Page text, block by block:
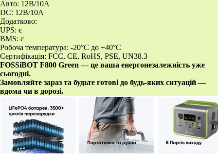
Авто: 12В/10А
DC: 12В/10А
Додатково:
UPS: є
BMS: є
Робоча температура: -20°C до +40°C
Сертифікація: FCC, CE, RoHS, PSE, UN38.3
FOSSiBOT F800 Green — це ваша енергонезалежність уже
сьогодні.
Замовляйте зараз та будьте готові до будь-яких ситуацій —
вдома чи в дорозі.